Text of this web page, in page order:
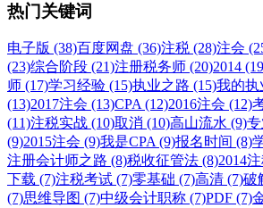
热门关键词
电子版 (38)百度网盘 (36)注税 (28)注会
(23)综合阶段 (21)注册税务师 (20)2014
师 (17)学习经验 (15)执业之路 (15)我的执
(13)2017注会 (13)CPA (12)2016注会 (12)
(11)注税实战 (10)取消 (10)高山流水 (9)
(9)2015注会 (9)我是CPA (9)报名时间 (8)
注册会计师之路 (8)税收征管法 (8)2014
下载 (7)注税考试 (7)零基础 (7)高清 (7)破
(7)思维导图 (7)中级会计职称 (7)PDF (7)